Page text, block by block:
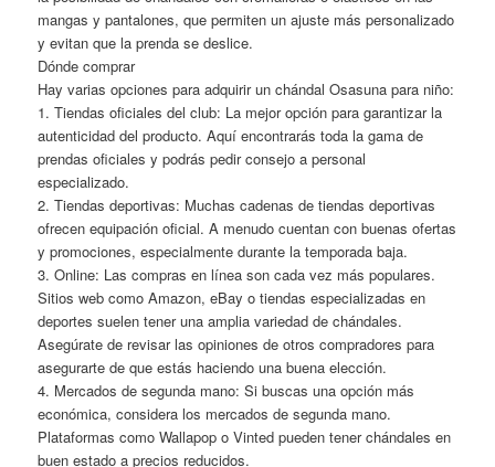
mangas y pantalones, que permiten un ajuste más personalizado
y evitan que la prenda se deslice.
Dónde comprar
Hay varias opciones para adquirir un chándal Osasuna para niño:
1. Tiendas oficiales del club: La mejor opción para garantizar la
autenticidad del producto. Aquí encontrarás toda la gama de
prendas oficiales y podrás pedir consejo a personal
especializado.
2. Tiendas deportivas: Muchas cadenas de tiendas deportivas
ofrecen equipación oficial. A menudo cuentan con buenas ofertas
y promociones, especialmente durante la temporada baja.
3. Online: Las compras en línea son cada vez más populares.
Sitios web como Amazon, eBay o tiendas especializadas en
deportes suelen tener una amplia variedad de chándales.
Asegúrate de revisar las opiniones de otros compradores para
asegurarte de que estás haciendo una buena elección.
4. Mercados de segunda mano: Si buscas una opción más
económica, considera los mercados de segunda mano.
Plataformas como Wallapop o Vinted pueden tener chándales en
buen estado a precios reducidos.